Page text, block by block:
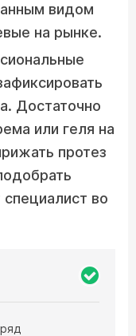
видом
на рынке.
Достаточно
или геля на
протез
во